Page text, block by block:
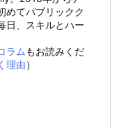
めてパブリックク
日、スキルとハー
ラム もお読みくだ
理由）